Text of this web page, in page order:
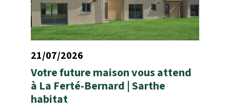
21/07/2026
Votre future maison vous attend
à La Ferté-Bernard | Sarthe
habitat